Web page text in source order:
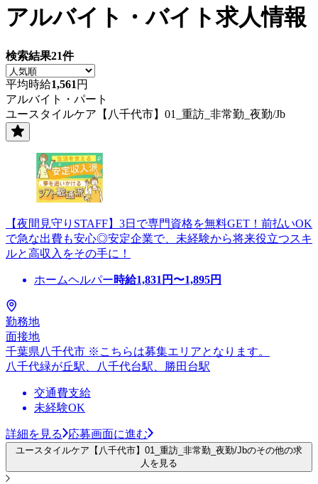
アルバイト・バイト求人情報
検索結果21件
平均時給1,561 円
アルバイト・パート
ユースタイルケア【八千代市】01_重訪_非常勤_夜勤/Jb
【夜間見守りSTAFF】3日で専門資格を無料GET！前払いOK
で急な出費も安心◎安定企業で、未経験から将来役立つスキ
ルと高収入をその手に！
ホームヘルパー時給1,831 円〜1,895円
勤務地
面接地
千葉県八千代市 ※こちらは募集エリアとなります。
八千代緑が丘駅、八千代台駅、勝田台駅
交通費支給
未経験OK
詳細を見る 応募画面に進む
ユースタイルケア【八千代市】01_重訪_非常勤_夜勤/Jbのその他の求
人を見る